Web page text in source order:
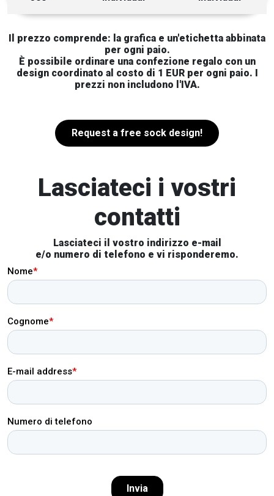
Il prezzo comprende: la grafica e un'etichetta abbinata
per ogni paio.
È possibile ordinare una confezione regalo con un
design coordinato al costo di 1 EUR per ogni paio. I
prezzi non includono l'IVA.
Request a free sock design!
Lasciateci i vostri
contatti
Lasciateci il vostro indirizzo e-mail
e/o numero di telefono e vi risponderemo.